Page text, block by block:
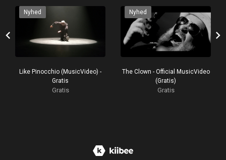
chevron_left
Nyhed
Like Pinocchio (MusicVideo) -
Gratis
Gratis
Nyhed
The Clown - Official MusicVideo
(Gratis)
Gratis
chevron_right